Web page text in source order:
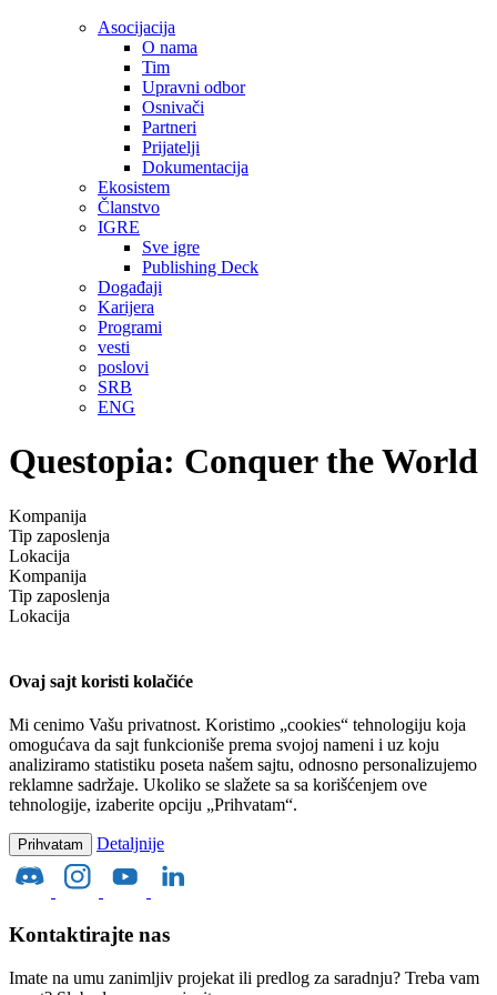
Asocijacija
O nama
Tim
Upravni odbor
Osnivači
Partneri
Prijatelji
Dokumentacija
Ekosistem
Članstvo
IGRE
Sve igre
Publishing Deck
Događaji
Karijera
Programi
vesti
poslovi
SRB
ENG
Questopia: Conquer the World
Kompanija
Tip zaposlenja
Lokacija
Kompanija
Tip zaposlenja
Lokacija
Ovaj sajt koristi kolačiće
Mi cenimo Vašu privatnost. Koristimo „cookies“ tehnologiju koja
omogućava da sajt funkcioniše prema svojoj nameni i uz koju
analiziramo statistiku poseta našem sajtu, odnosno personalizujemo
reklamne sadržaje. Ukoliko se slažete sa sa korišćenjem ove
tehnologije, izaberite opciju „Prihvatam“.
Prihvatam Detaljnije
Kontaktirajte nas
Imate na umu zanimljiv projekat ili predlog za saradnju? Treba vam